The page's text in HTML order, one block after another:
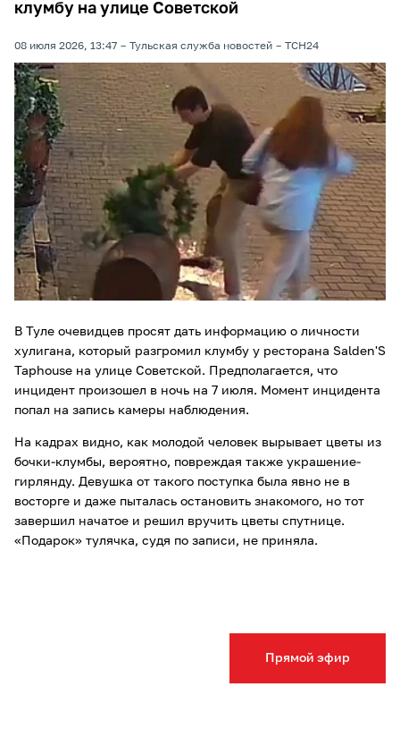
Прямой эфир
клумбу на улице Советской
08 июля 2026, 13:47 Тульская служба новостей ТСН24
В Туле очевидцев просят дать информацию о личности
хулигана, который разгромил клумбу у ресторана Salden'S
Taphouse на улице Советской. Предполагается, что
инцидент произошел в ночь на 7 июля. Момент инцидента
попал на запись камеры наблюдения.
На кадрах видно, как молодой человек вырывает цветы из
бочки-клумбы, вероятно, повреждая также украшение-
гирлянду. Девушка от такого поступка была явно не в
восторге и даже пыталась остановить знакомого, но тот
завершил начатое и решил вручить цветы спутнице.
«Подарок» тулячка, судя по записи, не приняла.